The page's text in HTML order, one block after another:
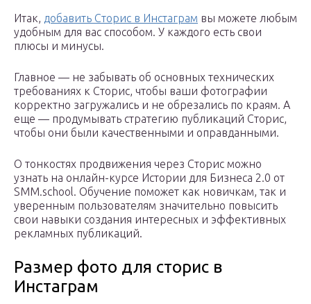
Итак, добавить Сторис в Инстаграм вы можете любым
удобным для вас способом. У каждого есть свои
плюсы и минусы.
Главное — не забывать об основных технических
требованиях к Сторис, чтобы ваши фотографии
корректно загружались и не обрезались по краям. А
еще — продумывать стратегию публикаций Сторис,
чтобы они были качественными и оправданными.
О тонкостях продвижения через Сторис можно
узнать на онлайн-курсе Истории для Бизнеса 2.0 от
SMM.school. Обучение поможет как новичкам, так и
уверенным пользователям значительно повысить
свои навыки создания интересных и эффективных
рекламных публикаций.
Размер фото для сторис в
Инстаграм